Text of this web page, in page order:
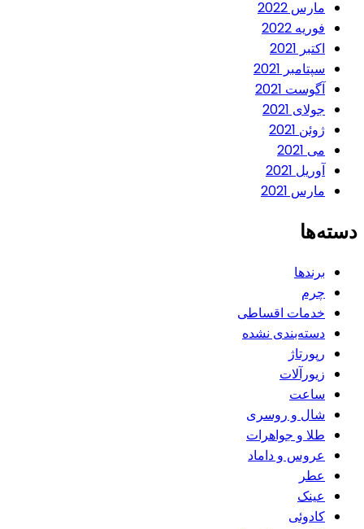
مارس 2022
فوریه 2022
اکتبر 2021
سپتامبر 2021
آگوست 2021
جولای 2021
ژوئن 2021
می 2021
آوریل 2021
مارس 2021
دسته‌ها
برندها
چرم
خدمات اقساطی
دسته‌بندی نشده
رپورتاژ
زیورآلات
ساعت
شال و روسری
طلا و جواهرات
عروس و داماد
عطر
عینک
کادوئی